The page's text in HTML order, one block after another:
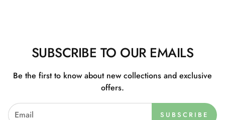
SUBSCRIBE TO OUR EMAILS
Be the first to know about new collections and exclusive
offers.
SUBSCRIBE